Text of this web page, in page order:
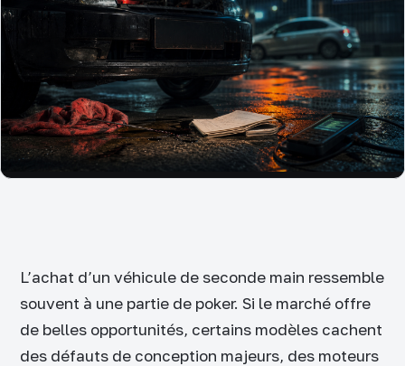
L’achat d’un véhicule de seconde main ressemble
souvent à une partie de poker. Si le marché offre
de belles opportunités, certains modèles cachent
des défauts de conception majeurs, des moteurs